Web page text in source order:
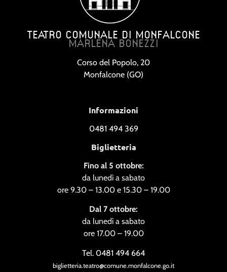
TEATRO COMUNALE DI MONFALCONE
MARLENA BONEZZI
Corso del Popolo, 20
Monfalcone (GO)
Informazioni
0481 494 369
Biglietteria
Fino al 5 ottobre:
da lunedì a sabato
ore 9.30 – 13.00 e 15.30 – 19.00
Dal 7 ottobre:
da lunedì a sabato
ore 17.00 – 19.00
Tel. 0481 494 664
biglietteria.teatro@comune.monfalcone.go.it